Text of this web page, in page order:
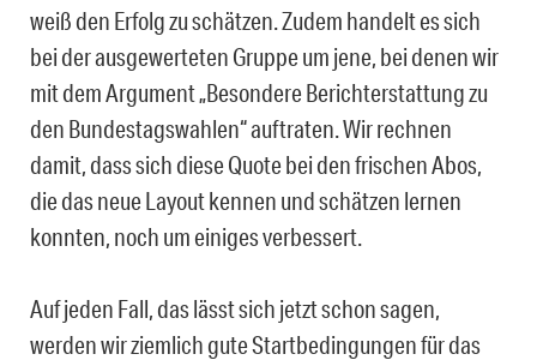
weiß den Erfolg zu schätzen. Zudem handelt es sich
bei der ausgewerteten Gruppe um jene, bei denen wir
mit dem Argument „Besondere Berichterstattung zu
den Bundestagswahlen“ auftraten. Wir rechnen
damit, dass sich diese Quote bei den frischen Abos,
die das neue Layout kennen und schätzen lernen
konnten, noch um einiges verbessert.
Auf jeden Fall, das lässt sich jetzt schon sagen,
werden wir ziemlich gute Startbedingungen für das